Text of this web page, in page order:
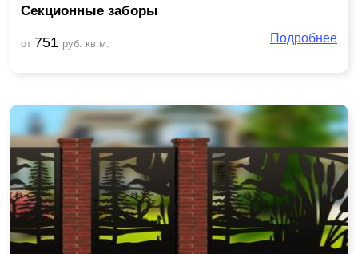
Секционные заборы
от 751 руб. кв.м. Подробнее